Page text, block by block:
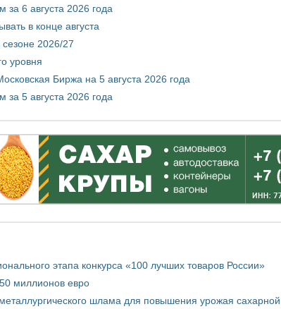
за 6 августа 2026 года
в конце августа
2026/27
уровня
Биржа на 5 августа 2026 года
за 5 августа 2026 года
этапа конкурса «100 лучших товаров России»
миллионов евро
шлама для повышения урожая